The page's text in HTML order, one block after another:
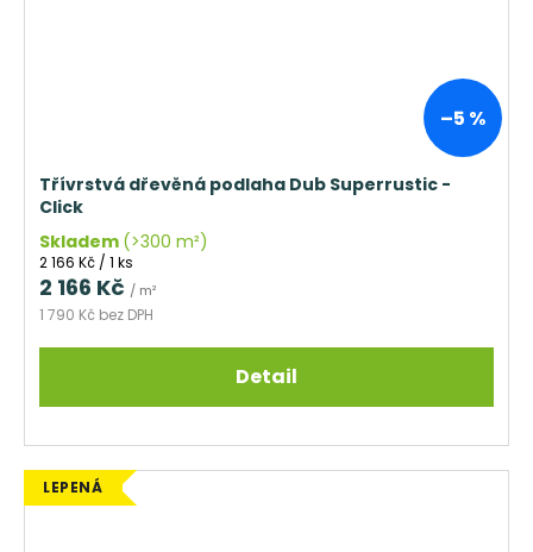
–5 %
Třívrstvá dřevěná podlaha Dub Superrustic -
Click
Skladem (>300 m²)
1 790 Kč bez DPH
2 166 Kč / m²
Měrná
cena:
2 166 Kč / 1 ks
Detail
LEPENÁ